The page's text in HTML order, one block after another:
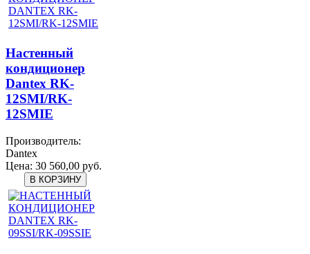
Настенный
кондиционер
Dantex RK-
12SMI/RK-
12SMIЕ
Производитель:
Dantex
Цена: 30 560,00 руб.